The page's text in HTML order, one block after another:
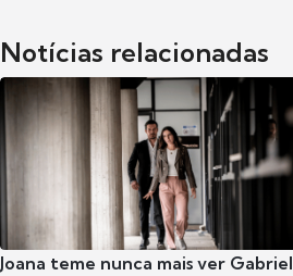
Notícias relacionadas
Joana teme nunca mais ver Gabriel